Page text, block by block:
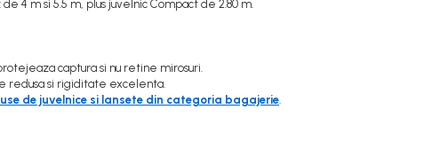
4 m si 5.5 m, plus juvelnic Compact de 2.80 m.
captura si nu retine mirosuri.
redusa si rigiditate excelenta.
de juvelnice si lansete din categoria bagajerie.